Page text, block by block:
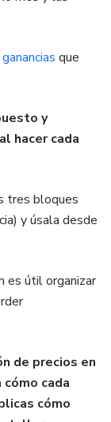
que
y
hacer cada
tres bloques
y úsala desde
es útil organizar
de precios en
cada
cómo